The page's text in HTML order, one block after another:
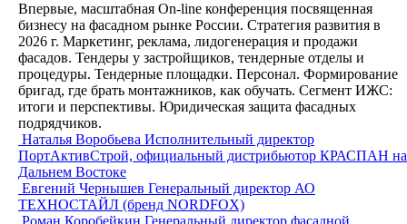
Впервые, масштабная On-line конференция посвященная
бизнесу на фасадном рынке России. Стратегия развития в
2026 г. Маркетинг, реклама, лидогенерация и продажи
фасадов. Тендеры у застройщиков, тендерные отделы и
процедуры. Тендерные площадки. Персонал. Формирование
бригад, где брать монтажников, как обучать. Сегмент ИЖС:
итоги и перспективы. Юридическая защита фасадных
подрядчиков.
Наталья Воробьева Исполнительный директор
ПортАктивСтрой, официальный дистрибьютор КРАСПАН на
Дальнем Востоке
Евгений Чернышев Генеральный директор АО
ТЕХНОСТАЙЛ (бренд NORDFOX)